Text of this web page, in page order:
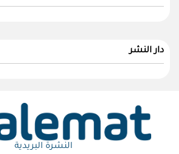
دار النشر
النشرة البريدية